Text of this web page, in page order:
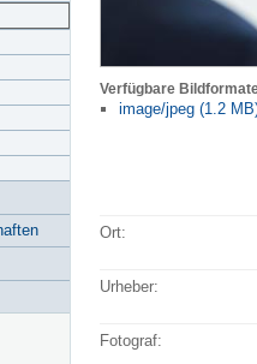
Verfügbare
image/jpeg (1.2
Ort:
Urheber:
Fotograf: